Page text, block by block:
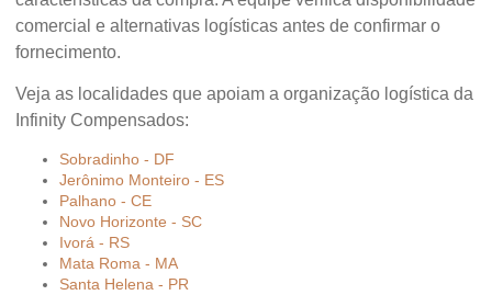
comercial e alternativas logísticas antes de confirmar o
fornecimento.
Veja as localidades que apoiam a organização logística da
Infinity Compensados:
Sobradinho - DF
Jerônimo Monteiro - ES
Palhano - CE
Novo Horizonte - SC
Ivorá - RS
Mata Roma - MA
Santa Helena - PR